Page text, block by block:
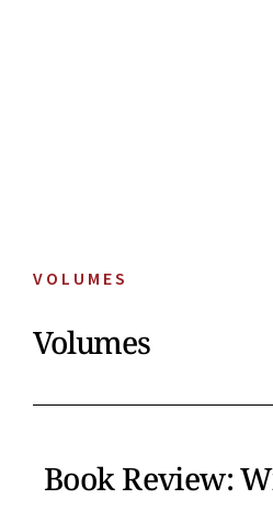
VOLUMES
Volumes
Book Review: